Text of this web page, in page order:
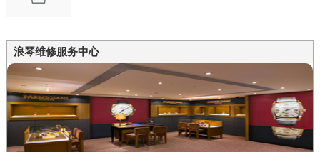
浪琴维修服务中心